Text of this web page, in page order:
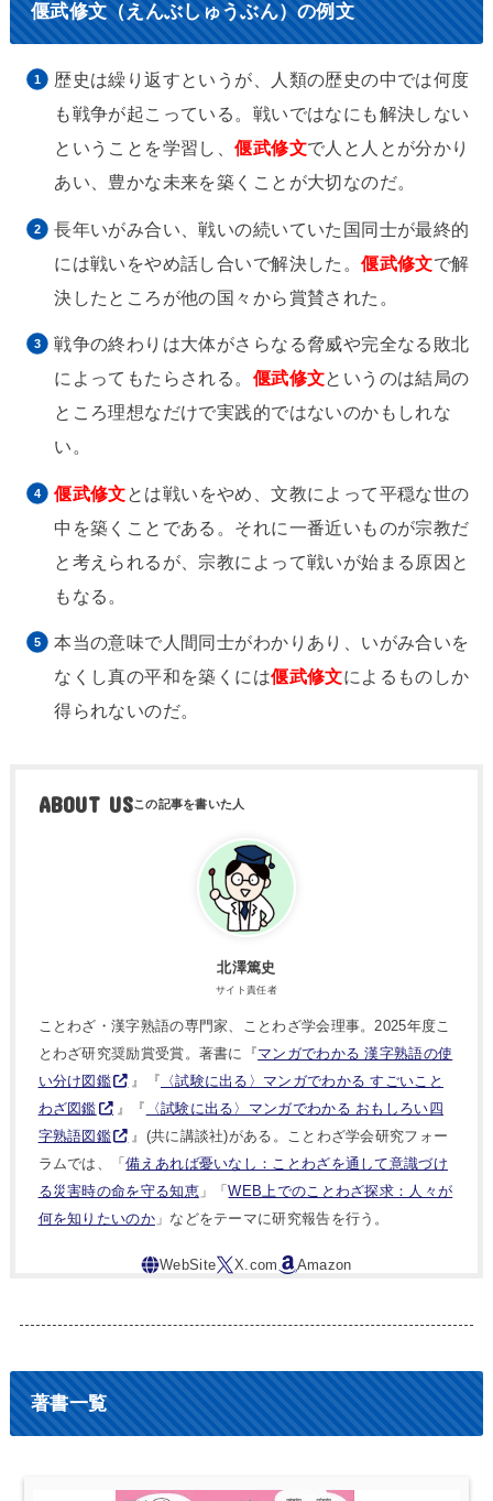
偃武修文（えんぶしゅうぶん）の例文
歴史は繰り返すというが、人類の歴史の中では何度
も戦争が起こっている。戦いではなにも解決しない
ということを学習し、偃武修文で人と人とが分かり
あい、豊かな未来を築くことが大切なのだ。
長年いがみ合い、戦いの続いていた国同士が最終的
には戦いをやめ話し合いで解決した。偃武修文で解
決したところが他の国々から賞賛された。
戦争の終わりは大体がさらなる脅威や完全なる敗北
によってもたらされる。 偃武修文というのは結局の
ところ理想なだけで実践的ではないのかもしれな
い。
偃武修文とは戦いをやめ、文教によって平穏な世の
中を築くことである。それに一番近いものが宗教だ
と考えられるが、宗教によって戦いが始まる原因と
もなる。
本当の意味で人間同士がわかりあり、いがみ合いを
なくし真の平和を築くには偃武修文によるものしか
得られないのだ。
ABOUT US
北澤篤史
サイト責任者
ことわざ・漢字熟語の専門家、ことわざ学会理事。2025年度こ
とわざ研究奨励賞受賞。著書に『マンガでわかる 漢字熟語の使
い分け図鑑
』『 〈試験に出る〉マンガでわかる すごいこと
わざ図鑑
』『
〈試験に出る〉マンガでわかる おもしろい四
字熟語図鑑
』(共に講談社)がある。ことわざ学会研究フォー
ラムでは、「備えあれば憂いなし：ことわざを通して意識づけ
る災害時の命を守る知恵」「WEB上でのことわざ探求：人々が
何を知りたいのか」などをテーマに研究報告を行う。
著書一覧